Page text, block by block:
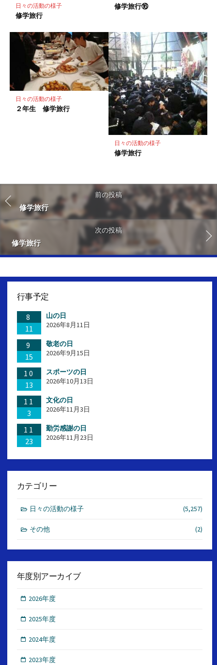
日々の活動の様子
修学旅行
修学旅行⑯
日々の活動の様子
２年生 修学旅行
日々の活動の様子
修学旅行
前の投稿
修学旅行
次の投稿
修学旅行
行事予定
8
11
山の日
2026年8月11日
9
15
敬老の日
2026年9月15日
10
13
スポーツの日
2026年10月13日
11
3
文化の日
2026年11月3日
11
23
勤労感謝の日
2026年11月23日
カテゴリー
日々の活動の様子 (5,257)
その他 (2)
年度別アーカイブ
2026年度
2025年度
2024年度
2023年度